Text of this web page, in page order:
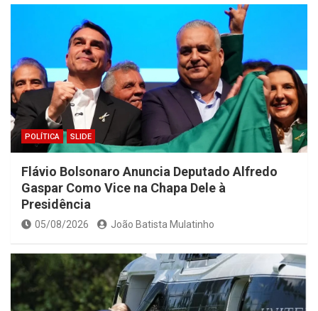
POLÍTICA SLIDE
Flávio Bolsonaro Anuncia Deputado Alfredo
Gaspar Como Vice na Chapa Dele à
Presidência
05/08/2026 João Batista Mulatinho